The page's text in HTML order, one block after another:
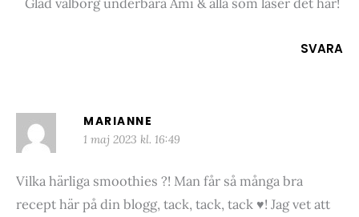
SVARA
MARIANNE
1 maj 2023 kl. 16:49
Vilka härliga smoothies ?! Man får så många bra
recept här på din blogg, tack, tack, tack ♥️! Jag vet att